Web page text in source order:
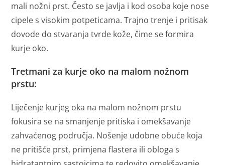
mali nožni prst. Često se javlja i kod osoba koje nose
cipele s visokim potpeticama. Trajno trenje i pritisak
dovode do stvaranja tvrde kože, čime se formira
kurje oko.
Tretmani za kurje oko na malom nožnom
prstu:
Liječenje kurjeg oka na malom nožnom prstu
fokusira se na smanjenje pritiska i omekšavanje
zahvaćenog područja. Nošenje udobne obuće koja
ne pritišće prst, primjena flastera ili obloga s